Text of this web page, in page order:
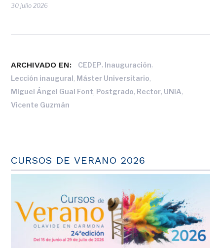
30 julio 2026
ARCHIVADO EN: CEDEP, Inauguración,
Lección inaugural, Máster Universitario,
Miguel Ángel Gual Font, Postgrado, Rector, UNIA,
Vicente Guzmán
CURSOS DE VERANO 2026